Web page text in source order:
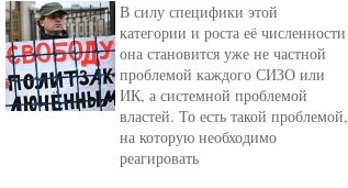
В силу специфики этой
категории и роста её численности
она становится уже не частной
проблемой каждого СИЗО или
ИК, а системной проблемой
властей. То есть такой проблемой,
на которую необходимо
реагировать